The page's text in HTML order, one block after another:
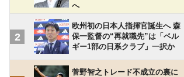
へ
2
欧州初の日本人指揮官誕生へ 森
保一監督の“再就職先”は「ベル
ギー1部の日系クラブ」一択か
菅野智之トレード不成立の裏に